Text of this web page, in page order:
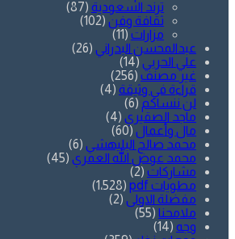
ترند السعودية (87)
ثقافة وفن (102)
مزارات (11)
عبدالمحسن البدراني (26)
علي الحربي (14)
غير مصنف (256)
قراءة في وثيقة (4)
لن ننساكم (6)
ماجد الصقيري (4)
مال وأعمال (60)
محمد صالح البليهشي (6)
محمد عوض الله العمري (45)
مشاركات (2)
مطويات pdf
(1٬528)
مفضلة الاولى (2)
ملامحنا (55)
وجه (14)